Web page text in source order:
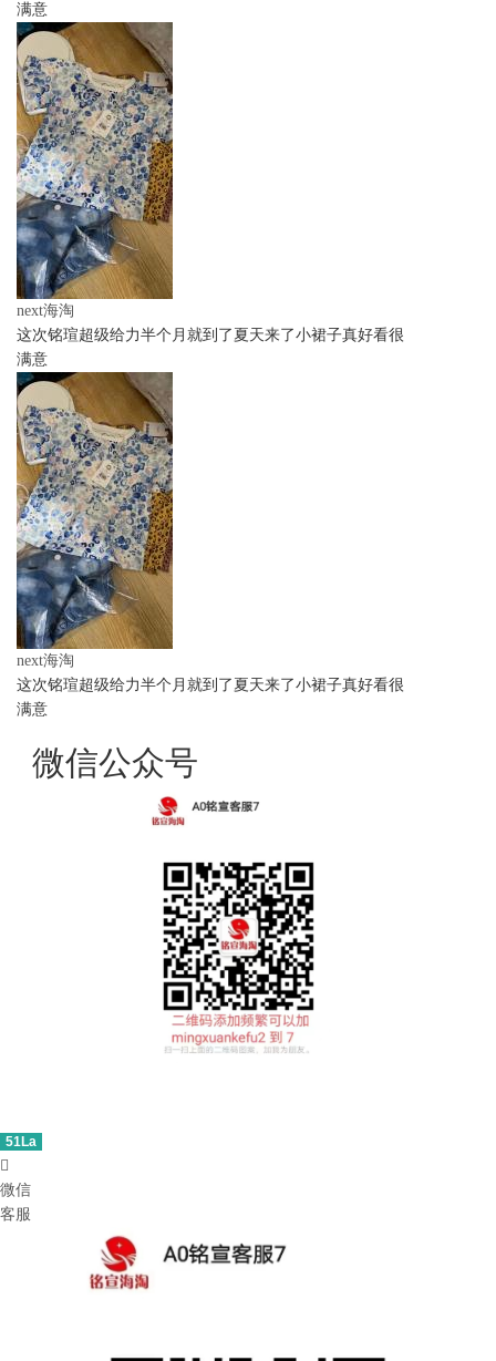
满意
next海淘
这次铭瑄超级给力半个月就到了夏天来了小裙子真好看很
满意
next海淘
这次铭瑄超级给力半个月就到了夏天来了小裙子真好看很
满意
微信公众号
51La

微信
客服